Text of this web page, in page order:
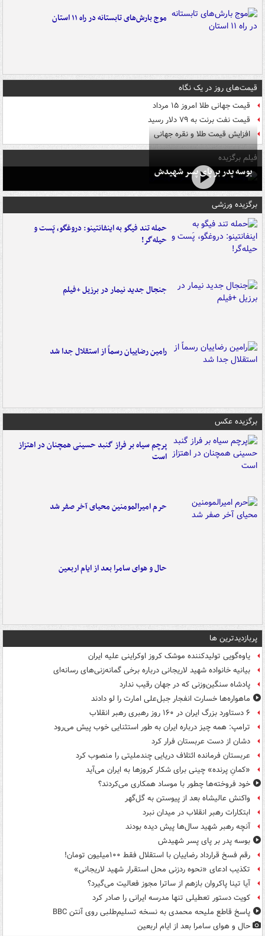
موج بارش‌های تابستانه در راه ۱۱ استان
قیمت‌های روز در یک نگاه
قیمت جهانی طلا امروز ۱۵ مرداد
قیمت نفت برنت به ۷۹ دلار رسید
افزایش قیمت طلا و نقره جهانی
فیلم برگزیده
بوسه‌ پدر بر پای پسر شهیدش
برگزیده ورزشی
حمله تند فیگو به اینفانتینو: دروغگو، پَست‌ و
حیله‌گر!
جنجال جدید نیمار در برزیل +فیلم
رامین رضاییان رسماً از استقلال جدا شد
برگزیده عکس
پرچم سیاه بر فراز گنبد حسینی همچنان در اهتزاز
است
حرم امیرالمومنین محیای آخر صفر شد
حال و هوای سامرا بعد از ایام اربعین
پربازدیدترین ها
یاوه‌گویی تولیدکننده موشک کروز اوکراینی علیه ایران
بیانیه خانواده شهید لاریجانی درباره برخی گمانه‌زنی‌های رسانه‌ای
پادشاه سنگین‌وزنی که در جهان رقیب ندارد
ماهواره‌ها خسارت انفجار جبل‌علی امارت را لو دادند
۶ دستاورد بزرگ ایران در ۱۶۰ روز رهبری رهبر انقلاب
ترامپ: همه چیز درباره ایران به طور استثنایی خوب پیش می‌رود
دشان از دست عربستان فرار کرد
عربستان فرمانده ائتلاف دریایی چندملیتی را منصوب کرد
«کمانِ پرنده» چینی برای شکار کروزها به ایران می‌آید
خود فروخته‌ها چطور با موساد همکاری می‌کردند؟
واکنش عالیشاه بعد از پیوستن به گل‌گهر
ابتکارات رهبر انقلاب در میدان نبرد
آنچه رهبر شهید سال‌ها پیش دیده بودند
بوسه‌ پدر بر پای پسر شهیدش
رقم فسخ قرارداد رضاییان با استقلال فقط ۱۰۰میلیون تومان!
تکذیب ادعای «نحوه ردزنی محل استقرار شهید لاریجانی»
آیا تینا پاکروان بازهم از ساترا مجوز فعالیت می‌گیرد؟
کویت دستور تعطیلی تنها مدرسه ایرانی را صادر کرد
پاسخ قاطع ملیحه محمدی به نسخه تسلیم‌طلبی روی آنتن BBC
حال و هوای سامرا بعد از ایام اربعین